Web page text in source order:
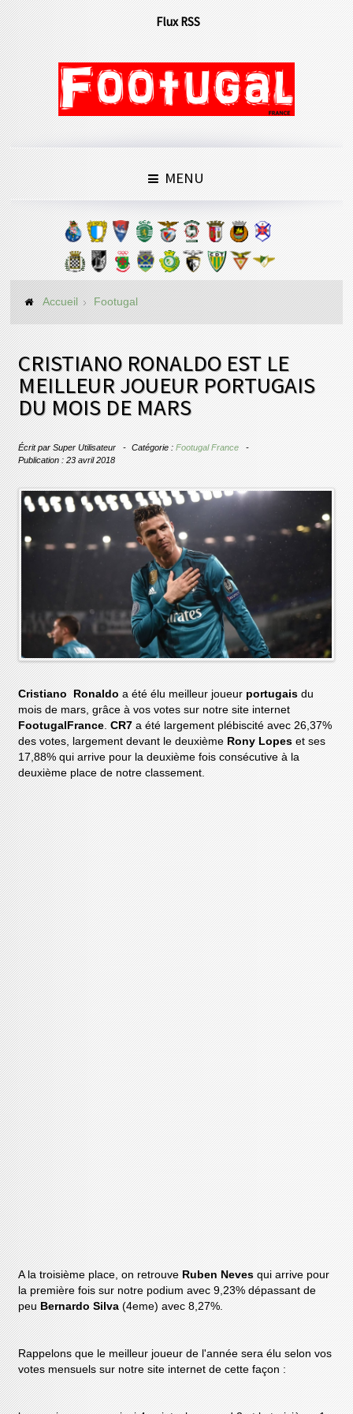
Flux RSS
MENU
Accueil Footugal
CRISTIANO RONALDO EST LE
MEILLEUR JOUEUR PORTUGAIS
DU MOIS DE MARS
Écrit parSuper Utilisateur Catégorie :Footugal France
Publication : 23 avril 2018
Cristiano Ronaldo a été élu meilleur joueur portugaisdu
mois de mars, grâce à vos votes sur notre site internet
FootugalFrance .CR7a été largement plébiscité avec 26,37%
des votes, largement devant le deuxième Rony Lopes et ses
17,88% qui arrive pour la deuxième fois consécutive à la
deuxième place de notre classement.
A la troisième place, on retrouve Ruben Neves qui arrive pour
la première fois sur notre podium avec 9,23% dépassant de
peuBernardo Silva (4eme) avec 8,27%.
Rappelons que le meilleur joueur de l'année sera élu selon vos
votes mensuels sur notre site internet de cette façon :